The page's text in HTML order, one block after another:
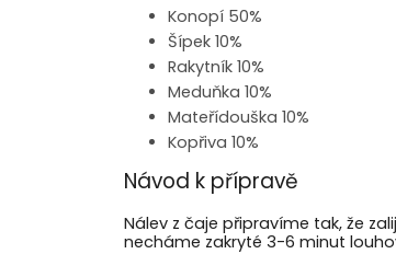
Konopí 50%
Šípek 10%
Rakytník 10%
Meduňka 10%
Mateřídouška 10%
Kopřiva 10%
Návod k přípravě
Nálev z čaje připravíme tak, že
necháme zakryté 3-6 minut